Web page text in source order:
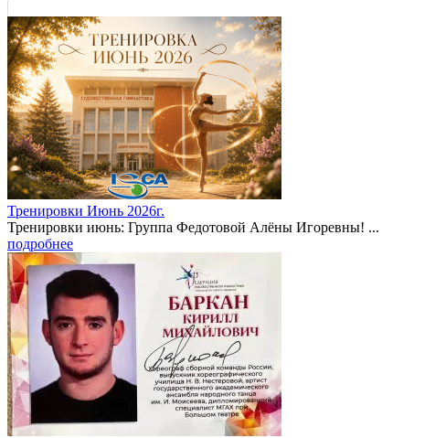
Тренировки Июнь 2026г.
Тренировки июнь: Группа Федотовой Алёны Игоревны! ...
подробнее